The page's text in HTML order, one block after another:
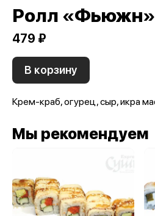
Ролл «Фьюжн»
479 ₽
В корзину
Крем-краб, огурец, сыр, икра
Мы рекомендуем